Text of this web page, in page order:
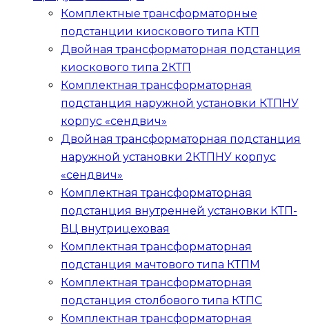
Комплектные трансформаторные
подстанции киоскового типа КТП
Двойная трансформаторная подстанция
киоскового типа 2КТП
Комплектная трансформаторная
подстанция наружной установки КТПНУ
корпус «сендвич»
Двойная трансформаторная подстанция
наружной установки 2КТПНУ корпус
«сендвич»
Комплектная трансформаторная
подстанция внутренней установки КТП-
ВЦ внутрицеховая
Комплектная трансформаторная
подстанция мачтового типа КТПМ
Комплектная трансформаторная
подстанция столбового типа КТПС
Комплектная трансформаторная